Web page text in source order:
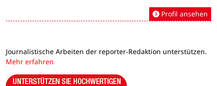
Profil ansehen
Journalistische Arbeiten der reporter-Redaktion unterstützen.
Mehr erfahren